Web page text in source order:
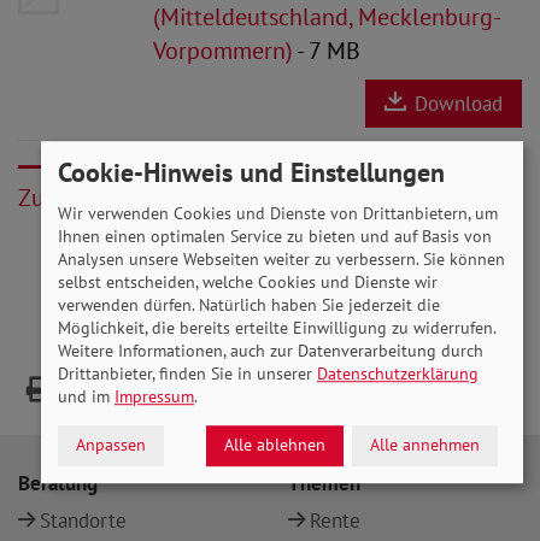
(Mitteldeutschland, Mecklenburg-
Vorpommern)- 7 MB
Download
Zurück
Beratung
Standorte
Themen
Rente
Cookie-Hinweis und Einstellungen
Wir verwenden Cookies und Dienste von Drittanbietern, um
Ihnen einen optimalen Service zu bieten und auf Basis von
Analysen unsere Webseiten weiter zu verbessern. Sie können
selbst entscheiden, welche Cookies und Dienste wir
verwenden dürfen. Natürlich haben Sie jederzeit die
Möglichkeit, die bereits erteilte Einwilligung zu widerrufen.
Weitere Informationen, auch zur Datenverarbeitung durch
Drittanbieter, finden Sie in unserer Datenschutzerklärung
und im Impressum.
Anpassen Alle ablehnen Alle annehmen